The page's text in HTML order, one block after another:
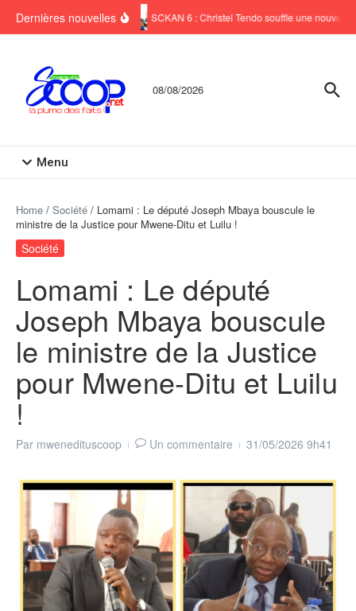
Dernières nouvelles SCKAN 6 : Christel Tendo souffle une nouvelle
08/08/2026
Menu
Home / Société / Lomami : Le député Joseph Mbaya bouscule le
ministre de la Justice pour Mwene-Ditu et Luilu !
Société
Lomami : Le député
Joseph Mbaya bouscule
le ministre de la Justice
pour Mwene-Ditu et Luilu
!
Par mwenedituscoop Un commentaire 31/05/2026 9h41